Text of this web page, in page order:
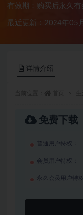
有效期：购买后永久有
最近更新：2024年05
详情介绍
免费下载
普通用户特权：
会员用户特权：
永久会员用户特权